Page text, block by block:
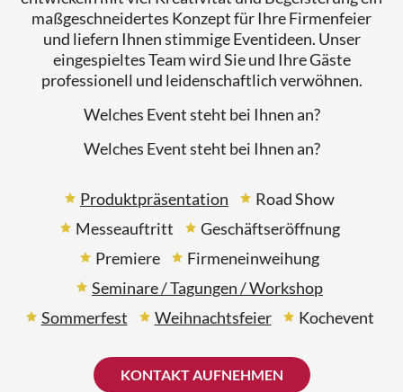
maßgeschneidertes Konzept für Ihre Firmenfeier
und liefern Ihnen stimmige Eventideen. Unser
eingespieltes Team wird Sie und Ihre Gäste
professionell und leidenschaftlich verwöhnen.
Welches Event steht bei Ihnen an?
Welches Event steht bei Ihnen an?
Produktpräsentation
Road Show
Messeauftritt
Geschäftseröffnung
Premiere
Firmeneinweihung
Seminare / Tagungen / Workshop
Sommerfest
Weihnachtsfeier Kochevent
KONTAKT AUFNEHMEN